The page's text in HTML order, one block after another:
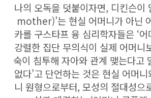
나의 오독을 덧붙이자면, 디킨슨이
mother)’는 현실 어머니가 아닌
카를 구스타프 융 심리학자들은 ‘
강렬한 집단 무의식이 실제 어머니
숙이 침투해 자아와 관계 맺는다고
없다’고 단언하는 것은 현실 어머
니 원형으로부터, 모성의 절대성으